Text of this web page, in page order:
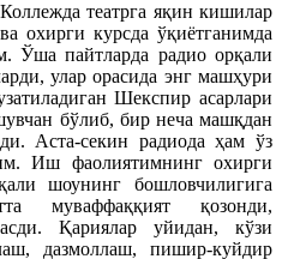
театрга яқин кишилар
охирги курсда ўқиётганимда
Ўша пайтларда радио орқали
улар орасида энг машҳури
Шекспир асарлари
бўлиб, бир неча машқдан
Аста-секин радиода ҳам ўз
Иш фаолиятимнинг охирги
шоунинг бошловчилигига
муваффаққият қозонди,
Қариялар уйидан, кўзи
дазмоллаш, пишир-куйдир